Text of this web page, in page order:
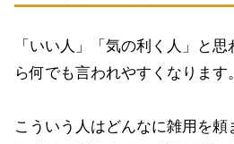
「いい人」「気の利く人」と
ら何でも言われやすくなります。
こういう人はどんなに雑用を